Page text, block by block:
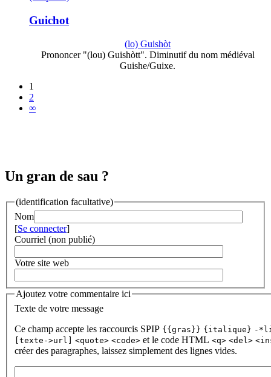
Guichot
(lo) Guishòt
Prononcer "(lou) Guishòtt". Diminutif du nom médiéval
Guishe/Guixe.
1
2
∞
Un gran de sau ?
(identification facultative)
Nom
[Se connecter]
Courriel (non publié)
Votre site web
Ajoutez votre commentaire ici
Texte de votre message
Ce champ accepte les raccourcis SPIP {{gras}} {italique} -
[texte->url] <quote> <code> et le code HTML <q> <del>
créer des paragraphes, laissez simplement des lignes vides.